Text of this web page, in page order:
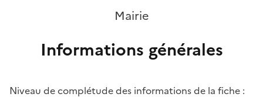
Mairie
Informations générales
Niveau de complétude des informations de la fiche :